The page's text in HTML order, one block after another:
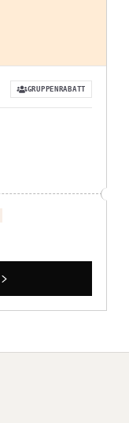
GRUPPENRABATT